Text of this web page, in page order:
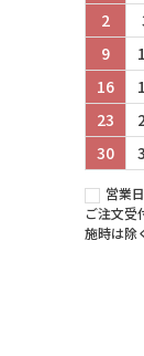
2
9
16
23
30
営業日
ご注文受
施時は除